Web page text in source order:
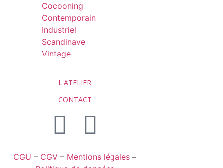
Cocooning
Contemporain
Industriel
Scandinave
Vintage
L'ATELIER
CONTACT
CGU – CGV – Mentions légales –